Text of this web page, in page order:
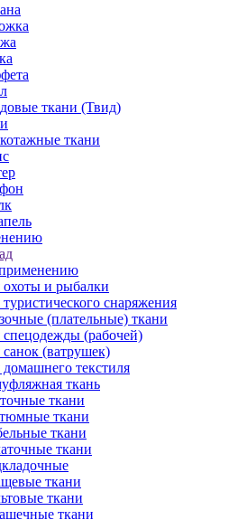
ткани (Твид)
ткани
охоты и рыбалки
снаряжения
(плательные) ткани
спецодежды (рабочей)
санок (ватрушек)
домашнего текстиля
ткань
ткани
ткани
ткани
ткани
ткани
ткани
ткани